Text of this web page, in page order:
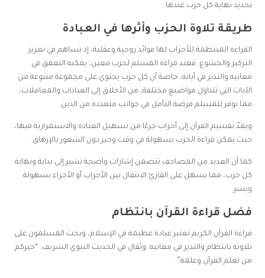
تحديد نهاية كل حزب عندها.
طريقة تلاوة الحزب وأثرها في العبادة
القراءة المنتظمة للأحزاب لها فوائد روحية وعقلية، إذ تساهم في تعزيز
التركيز والخشوع. فعند قراءة المسلم لحزب معين، يمكنه التعمق في
معانيه والتدبر في آياته، خاصة أن كل حزب يحتوي على مجموعة متنوعة من
الآيات التي تتناول مواضيع مختلفة، من الأخلاق إلى العبادات والمعاملات،
مما يوفر للمسلم فرصة التأمل في جوانب متعددة من الدين.
ويعدّ تقسيم القرآن إلى أحزاب جزءًا من تسهيل العبادة والاستمرارية فيها،
حيث يمكن قراءة الحزب بسهولة في وقت وجيز دون الشعور بالإرهاق.
كما أن العديد من المصاحف تتضمن إشارات واضحة تشير إلى بداية ونهاية
كل حزب، مما يسهل على القارئ الانتقال بين الأحزاب أو الأجزاء بسهولة
ويسر.
فضل قراءة القرآن بانتظام
قراءة القرآن الكريم تعتبر عبادة عظيمة في الإسلام، ويحث المسلمون على
تلاوته بانتظام والتدبر في معانيه. ويُقال في الحديث النبوي الشريف: “خيركم
من تعلم القرآن وعلمه”.